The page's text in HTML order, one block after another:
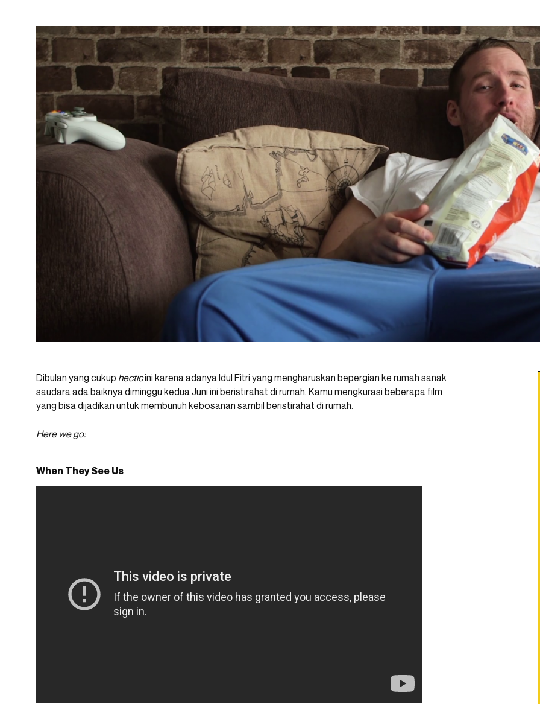
Dibulan yang cukup hecticini karena adanya Idul Fitri yang mengharuskan bepergian ke rumah sanak
saudara ada baiknya diminggu kedua Juni ini beristirahat di rumah. Kamu mengkurasi beberapa film
yang bisa dijadikan untuk membunuh kebosanan sambil beristirahat di rumah.
Here we go:
When They See Us